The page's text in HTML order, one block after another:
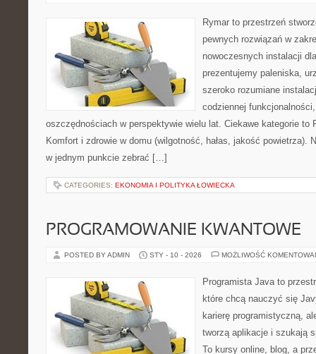
Rymar to przestrzeń
pewnych rozwiązań w
nowoczesnych instalacji
prezentujemy paleniska,
szeroko rozumiane
codziennej
oszczędnościach w perspektywie wielu lat. Ciekawe kategorie to
Komfort i zdrowie w domu (wilgotność, hałas, jakość powietrza).
w jednym punkcie zebrać […]
CATEGORIES: EKONOMIA I POLITYKA ŁOWIECKA
PROGRAMOWANIE KWANTOWE
POSTED BY ADMIN STY - 10 - 2026 MOŻLIWOŚĆ
Programista Java to
które chcą nauczyć się
karierę programistyczną,
tworzą aplikacje i szukają
To kursy online, blog, a